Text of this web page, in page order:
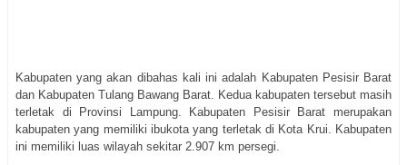
Kabupaten yang akan dibahas kali ini adalah Kabupaten Pesisir Barat
dan Kabupaten Tulang Bawang Barat. Kedua kabupaten tersebut masih
terletak di Provinsi Lampung. Kabupaten Pesisir Barat merupakan
kabupaten yang memiliki ibukota yang terletak di Kota Krui. Kabupaten
ini memiliki luas wilayah sekitar 2.907 km persegi.